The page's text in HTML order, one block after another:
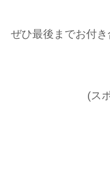
ぜひ最後までお付き
(ス